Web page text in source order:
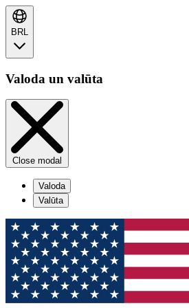
BRL
Valoda un valūta
Close modal
Valoda
Valūta